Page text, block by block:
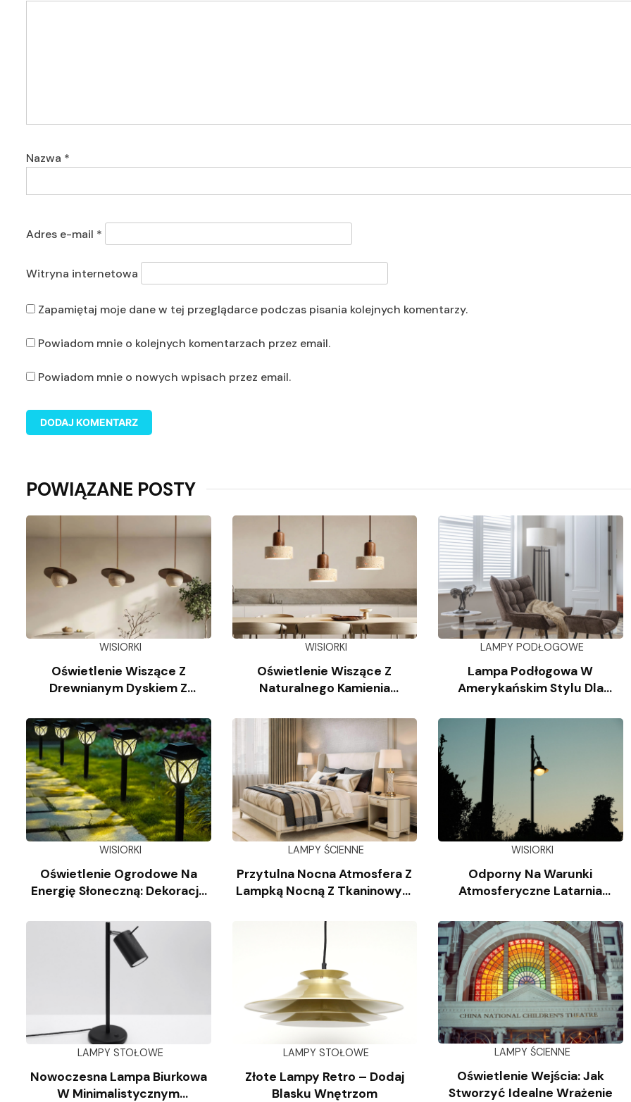
Nazwa *
Adres e-mail *
Witryna internetowa
Zapamiętaj moje dane w tej przeglądarce podczas pisania kolejnych komentarzy.
Powiadom mnie o kolejnych komentarzach przez email.
Powiadom mnie o nowych wpisach przez email.
POWIĄZANE POSTY
WISIORKI
Oświetlenie Wiszące Z
Drewnianym Dyskiem Z
WISIORKI
Oświetlenie Wiszące Z
Naturalnego Kamienia
LAMPY PODŁOGOWE
Lampa Podłogowa W
Amerykańskim Stylu Dla
WISIORKI
Oświetlenie Ogrodowe Na
Energię Słoneczną: Dekoracja
LAMPY ŚCIENNE
Przytulna Nocna Atmosfera Z
Lampką Nocną Z Tkaninowym
WISIORKI
Odporny Na Warunki
Atmosferyczne Latarnia
Aluminium
LAMPY STOŁOWE
Nowoczesna Lampa Biurkowa
W Minimalistycznym
LAMPY STOŁOWE
Złote Lampy Retro – Dodaj
Blasku Wnętrzom
LAMPY ŚCIENNE
Oświetlenie Wejścia: Jak
Stworzyć Idealne Wrażenie